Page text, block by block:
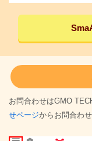
お問合わせはGMO
せページからお問合わ